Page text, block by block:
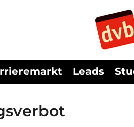
Leads